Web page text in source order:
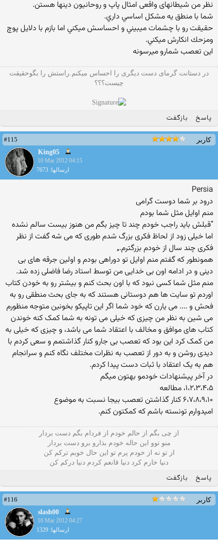
نظر من شیطانهای واقعی امثال پاپ و روحانیون دینها هستن.
شما با منطق يه مشكل اساسي داري.
حقيقت رو با چشمات ميبيني و احساسش ميكني اما بازم با دلايل پوچ
ومزحك انكارش ميكني.
اين تعصب شمارو ميرسونه
در دستانت گرمای دست دیگری را احساس میکنم.راستش را بگوحقیقت
چیست؟؟؟
پاسخ بازگفت
کاربر
#115
King05
10 Mar 2012 04:15
ارسالها: 7673
Persia
درود بر شما دوست گرامی
منم اوایل مثل شما بودم
”قبلش باید راجب خودم چند تا چیز بگم من هنوز بیست سالم نشده
اما خیلی زود از لحاظ فکری بزرگ شدم طوری که می شه گفت از نظر
فکری چند سال از خودم بزرگترم.„
همونطور که گفتم منم اوایل تو دوراهی بودم و اولین جرقه های بی
دینی و در ادامه اون بی خدایی من توسط استاد رضا فاضلی زده شد.
منم مثل شما کسی نبود که با اون بحث کنم و بیشتر رو به خودن کتاب
اوردم تو سایت ها هم دوستانی هستند که به جای بحث منطقی رو به
فحش و .... می یارن که خود شما اگر این تاپیکو بخونین متوجه منظورم
می شین به نظر من چیزی که خیلی می تونه به شما کمک کنه خوندن
کتاب های موافق و مخالف با اعتقاد شما می باشد، و چیزی که خیلی به
من کمک کرد این بود که تعصب بی جارو کنار گذاشتمم و سعی کردم با
دیدی روشن و به دور از تعصب به نظرات مختلف نگاه کنم و سرانجام
هم به یک اعتقاد با ثبات دست پیدا کردم.
در آخر پیشنهادات خودمو بهتون میگم
۱،۲،۳،۴،۵، مطالعه
۶،۷،۸،۹،۱۰ کنار گذاشتن تعصب بیجا نسبت به موضوع
امیدوارم تونسته باشم که کمکتون کنم.
از چی بگم از حالم خودم از فردام بگم دست بردار
منو توو این حاله خودم بذارو برو دست بردار
از تو نه از خودم پرم تو این حال خوبم ترکم کن
دنیا خارم کرد دنیا قانعم کردم دنیا درکم کن
پاسخ بازگفت
کاربر
#116
slash00
10 Mar 2012 04:27
ارسالها: 1329